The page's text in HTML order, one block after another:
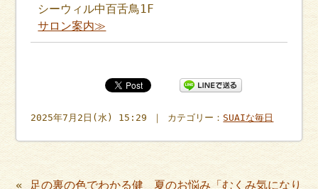
シーウィル中百舌鳥1F
サロン案内≫
2025年7月2日(水) 15:29 ｜ カテゴリー： SUAIな毎日
«足の裏の色でわかる健
夏のお悩み「むくみ気になり